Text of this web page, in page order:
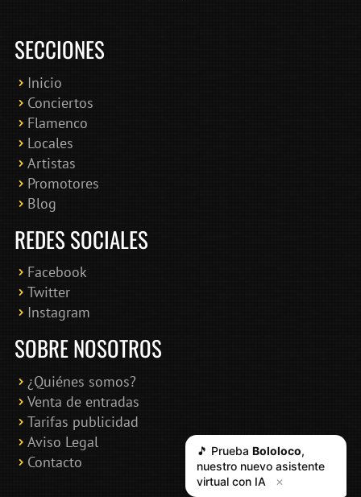
SECCIONES
Inicio
Conciertos
Flamenco
Locales
Artistas
Promotores
Blog
REDES SOCIALES
Facebook
Twitter
Instagram
SOBRE NOSOTROS
¿Quiénes somos?
Venta de entradas
Tarifas publicidad
Aviso Legal
Contacto